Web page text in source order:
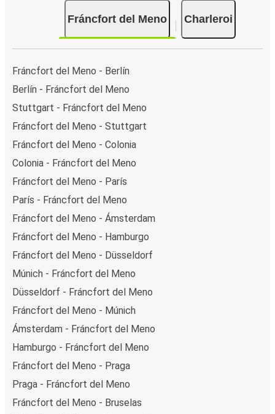
Fráncfort del Meno Charleroi
Fráncfort del Meno - Berlín
Berlín - Fráncfort del Meno
Stuttgart - Fráncfort del Meno
Fráncfort del Meno - Stuttgart
Fráncfort del Meno - Colonia
Colonia - Fráncfort del Meno
Fráncfort del Meno - París
París - Fráncfort del Meno
Fráncfort del Meno - Ámsterdam
Fráncfort del Meno - Hamburgo
Fráncfort del Meno - Düsseldorf
Múnich - Fráncfort del Meno
Düsseldorf - Fráncfort del Meno
Fráncfort del Meno - Múnich
Ámsterdam - Fráncfort del Meno
Hamburgo - Fráncfort del Meno
Fráncfort del Meno - Praga
Praga - Fráncfort del Meno
Fráncfort del Meno - Bruselas